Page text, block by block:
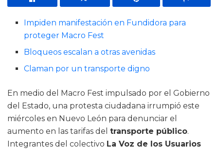
Impiden manifestación en Fundidora para
proteger Macro Fest
Bloqueos escalan a otras avenidas
Claman por un transporte digno
En medio del Macro Fest impulsado por el Gobierno
del Estado, una protesta ciudadana irrumpió este
miércoles en Nuevo León para denunciar el
aumento en las tarifas del transporte público.
Integrantes del colectivo La Voz de los Usuarios